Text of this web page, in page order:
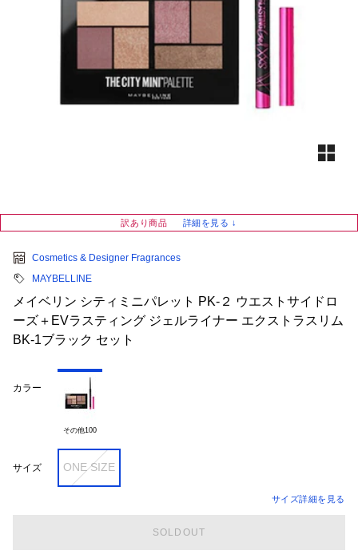
訳あり商品 詳細を見る ↓
Cosmetics & Designer Fragrances
MAYBELLINE
メイベリン シティミニパレット PK-２ ウエストサイドロ
ーズ＋EVラスティング ジェルライナー エクストラスリム
BK-1ブラック セット
カラー
その他100
サイズ ONE SIZE
サイズ詳細を見る
SOLDOUT